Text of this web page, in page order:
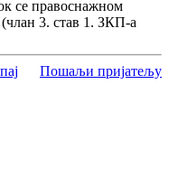
се правоснажном
3. став 1. ЗКП-а
Пошаљи пријатељу